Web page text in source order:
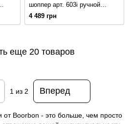
шоппер арт. 603і ручной
работы из натуральной
гладкой кожи с легким
4 489 грн
еще 20 товаров
1 из 2 Вперед
от Boorbon - это больше, чем просто